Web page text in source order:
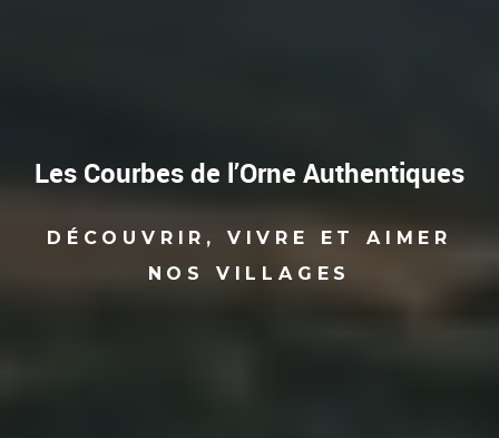
Les Courbes de l’Orne Authentiques
DÉCOUVRIR, VIVRE ET AIMER
NOS VILLAGES